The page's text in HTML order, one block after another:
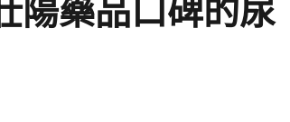
陽藥品口碑的尿